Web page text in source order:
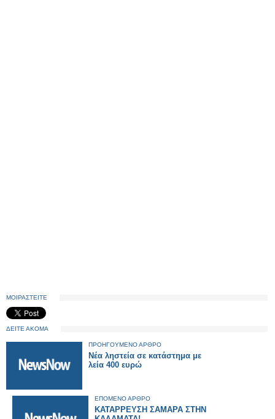
ΜΟΙΡΑΣΤΕΙΤΕ
ΔΕΙΤΕ ΑΚΟΜΑ
ΠΡΟΗΓΟΥΜΕΝΟ ΑΡΘΡΟ
Νέα ληστεία σε κατάστημα με
λεία 400 ευρώ
ΕΠΟΜΕΝΟ ΑΡΘΡΟ
ΚΑΤΑΡΡΕΥΣΗ ΣΑΜΑΡΑ ΣΤΗΝ